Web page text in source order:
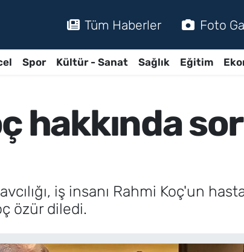
Tüm Haberler Foto
Spor Kültür - Sanat Sağlık Eğitim
hakkında
iş insanı Rahmi Koç'un
özür diledi.